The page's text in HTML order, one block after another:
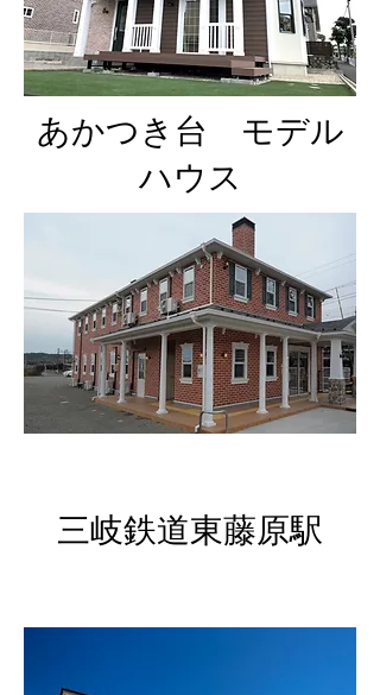
ナダならではの多彩なデザインを提
供します。また、近年ではその美し
いデザインを生かし、住宅だけでは
も幅広く手掛けています。
​外観は美しく、とびきり心地いい特
別なマイホームをこれからも皆様に
お選びいただけるようスタッフ一同
努めていきたいと思います。
​あかつき台 モデル
ハウス
​三岐鉄道東藤原駅